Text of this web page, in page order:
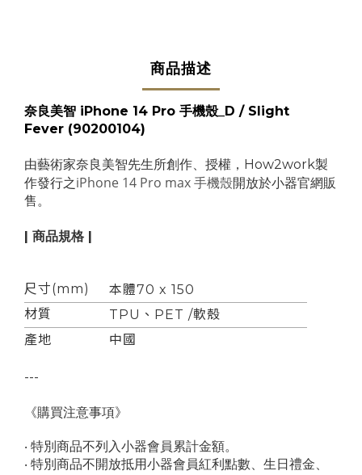
商品描述
奈良美智 iPhone 14 Pro 手機殼_D / Slight
Fever (90200104)
由藝術家奈良美智先生所創作、授權，How2work製
作發行之iPhone 14 Pro max 手機殼開放於小器官網販
售。
| 商品規格 |
尺寸(mm)
本體70 x 150
材質
TPU、PET /軟殼
產地
中國
---
《購買注意事項》
‧ 特別商品不列入小器會員累計金額。
‧ 特別商品不開放抵用小器會員紅利點數、生日禮金、